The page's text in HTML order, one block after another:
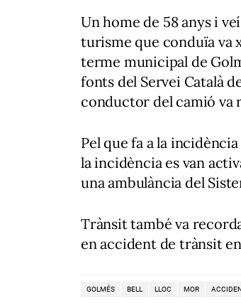
Un home de 58 anys i
turisme que conduïa va
terme municipal de
fonts del Servei Català
conductor del camió va
Pel que fa a la
la incidència es van
una ambulància del
Trànsit també va
en accident de trànsit
GOLMÉS BELL LLOC MOR